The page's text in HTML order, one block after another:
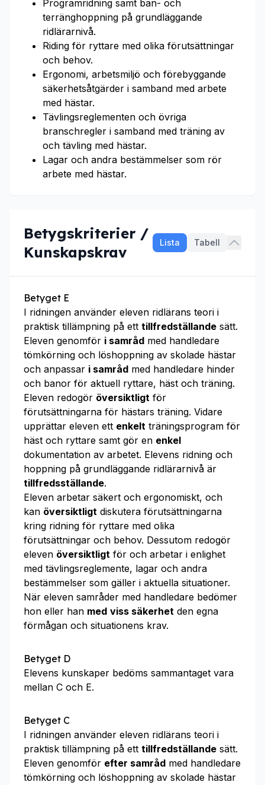
Programridning samt ban- och
terränghoppning på grundläggande
ridlärarnivå.
Riding för ryttare med olika förutsättningar
och behov.
Ergonomi, arbetsmiljö och förebyggande
säkerhetsåtgärder i samband med arbete
med hästar.
Tävlingsreglementen och övriga
branschregler i samband med träning av
och tävling med hästar.
Lagar och andra bestämmelser som rör
arbete med hästar.
Betygskriterier /
Kunskapskrav
Lista Tabell
Betyget E
I ridningen använder eleven ridlärans teori i
praktisk tillämpning på ett tillfredställande sätt.
Eleven genomför i samråd med handledare
tömkörning och löshoppning av skolade hästar
och anpassar i samråd med handledare hinder
och banor för aktuell ryttare, häst och träning.
Eleven redogör översiktligt för
förutsättningarna för hästars träning. Vidare
upprättar eleven ett enkelt träningsprogram för
häst och ryttare samt gör en enkel
dokumentation av arbetet. Elevens ridning och
hoppning på grundläggande ridlärarnivå är
tillfredsställande.
Eleven arbetar säkert och ergonomiskt, och
kan översiktligt diskutera förutsättningarna
kring ridning för ryttare med olika
förutsättningar och behov. Dessutom redogör
eleven översiktligt för och arbetar i enlighet
med tävlingsreglemente, lagar och andra
bestämmelser som gäller i aktuella situationer.
När eleven samråder med handledare bedömer
hon eller han med viss säkerhet den egna
förmågan och situationens krav.
Betyget D
Elevens kunskaper bedöms sammantaget vara
mellan C och E.
Betyget C
I ridningen använder eleven ridlärans teori i
praktisk tillämpning på ett tillfredställande sätt.
Eleven genomför efter samråd med handledare
tömkörning och löshoppning av skolade hästar